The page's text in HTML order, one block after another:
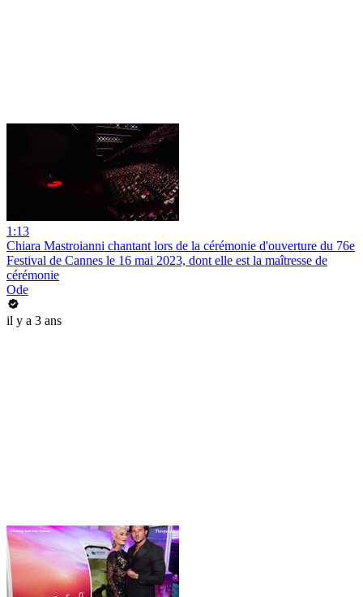
1:13
Chiara Mastroianni chantant lors de la cérémonie d'ouverture du 76e
Festival de Cannes le 16 mai 2023, dont elle est la maîtresse de
cérémonie
Ode
il y a 3 ans